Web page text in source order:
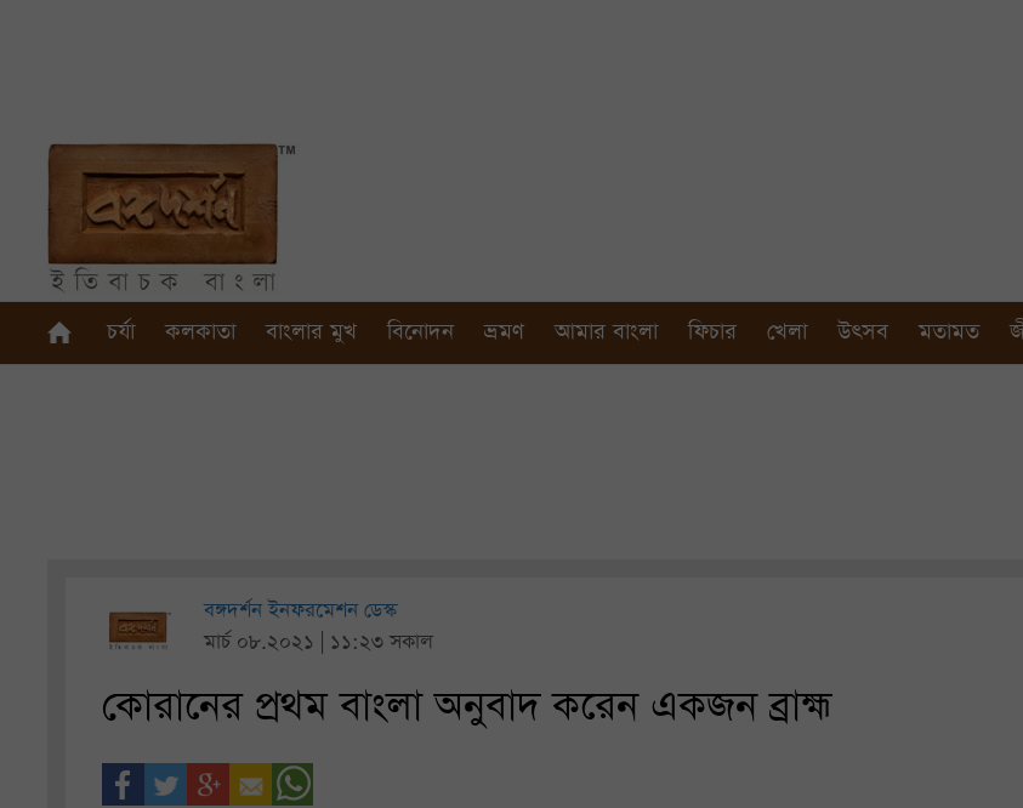
চর্যা কলকাতা বাংলার মুখ বিনোদন ভ্রমণ আমার বাংলা ফিচার খেলা উৎসব মতামত
বঙ্গদর্শন ইনফরমেশন ডেস্ক
মার্চ ০৮.২০২১ | ১১:২৩ সকাল
কোরানের প্রথম বাংলা অনুবাদ করেন একজন ব্রাহ্ম